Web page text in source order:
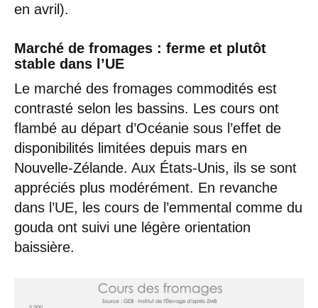
en avril).
Marché de fromages : ferme et plutôt
stable dans l’UE
Le marché des fromages commodités est
contrasté selon les bassins. Les cours ont
flambé au départ d’Océanie sous l’effet de
disponibilités limitées depuis mars en
Nouvelle-Zélande. Aux États-Unis, ils se sont
appréciés plus modérément. En revanche
dans l’UE, les cours de l’emmental comme du
gouda ont suivi une légère orientation
baissière.